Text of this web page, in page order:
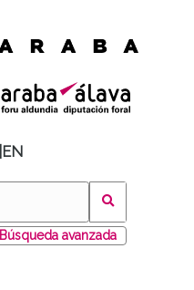
EN
Búsqueda avanzada